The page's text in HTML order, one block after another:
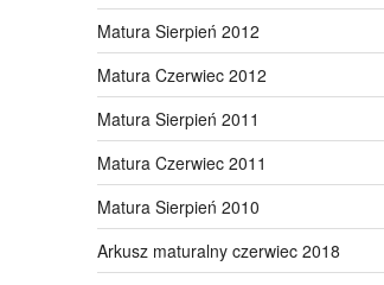
Matura Sierpień 2012
Matura Czerwiec 2012
Matura Sierpień 2011
Matura Czerwiec 2011
Matura Sierpień 2010
Arkusz maturalny czerwiec 2018